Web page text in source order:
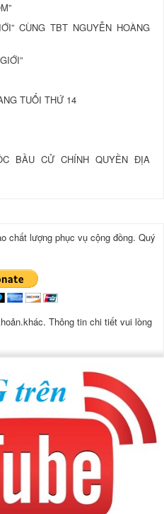
CÙNG TBT NGUYỄN HOÀNG
TUỔI THỨ 14
BẦU CỬ CHÍNH QUYỀN ĐỊA
chất lượng phục vụ cộng đồng. Quý
Thông tin chi tiết vui lòng